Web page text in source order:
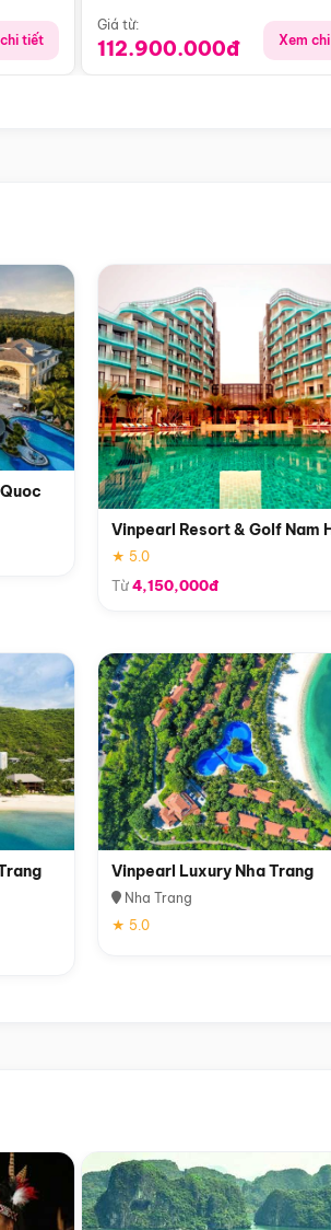
tiết
Giá từ:
112.900.000đ Xem
Vinpearl Resort & Golf Nam
★ 5.0
Từ4,150,000đ
Vinpearl Luxury Nha Trang
Nha Trang
★ 5.0